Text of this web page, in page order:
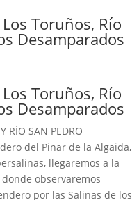
Toruños, Río
Desamparados
Toruños, Río
Desamparados
RÍO SAN PEDRO
del Pinar de la Algaida,
llegaremos a la
observaremos
por las Salinas de los